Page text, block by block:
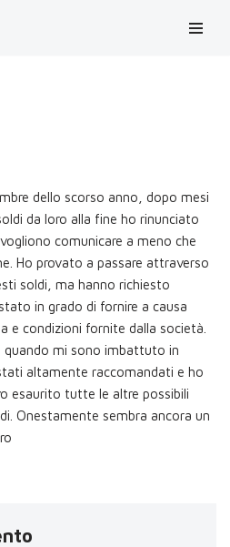
dello scorso anno, dopo mesi
da loro alla fine ho rinunciato
comunicare a meno che
Ho provato a passare attraverso
soldi, ma hanno richiesto
in grado di fornire a causa
e condizioni fornite dalla società.
quando mi sono imbattuto in
altamente raccomandati e ho
esaurito tutte le altre possibili
Onestamente sembra ancora un